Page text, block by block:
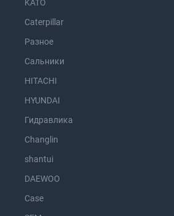
KATO
Caterpillar
Разное
Сальники
HITACHI
HYUNDAI
Гидравлика
Changlin
shantui
DAEWOO
Case